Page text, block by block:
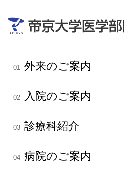
01 外来のご案内
02 入院のご案内
03 診療科紹介
04 病院のご案内